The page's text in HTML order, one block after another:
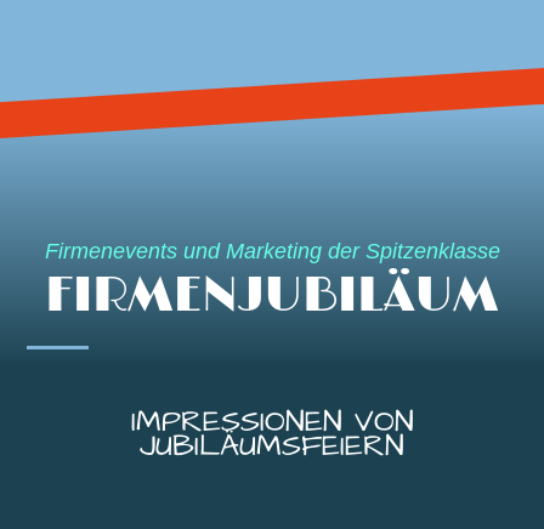
Firmenevents und Marketing der Spitzenklasse
FIRMENJUBILÄUM
IMPRESSIONEN VON
JUBILÄUMSFEIERN